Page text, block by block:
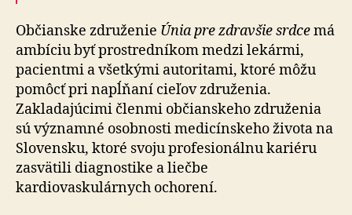
Občianske združenie Únia pre zdravšie srdcemá
ambíciu byť prostredníkom medzi lekármi,
pacientmi a všetkými autoritami, ktoré môžu
pomôcť pri napĺňaní cieľov združenia.
Zakladajúcimi členmi občianskeho združenia
sú významné osobnosti medicínskeho života na
Slovensku, ktoré svoju profesionálnu kariéru
zasvätili diagnostike a liečbe
kardiovaskulárnych ochorení.